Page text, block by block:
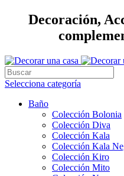
Decoración,
Selecciona categoría
Baño
Colección Bolonia
Colección Diva
Colección Kala
Colección Kala
Colección Kiro
Colección Mito